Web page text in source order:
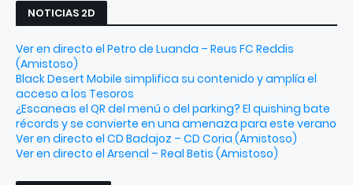
NOTICIAS 2D
Ver en directo el Petro de Luanda – Reus FC Reddis
(Amistoso)
Black Desert Mobile simplifica su contenido y amplía el
acceso a los Tesoros
¿Escaneas el QR del menú o del parking? El quishing bate
récords y se convierte en una amenaza para este verano
Ver en directo el CD Badajoz – CD Coria (Amistoso)
Ver en directo el Arsenal – Real Betis (Amistoso)